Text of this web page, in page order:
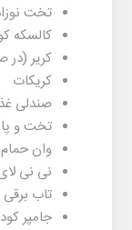
تخت
کالسکه
کریر
کریکات
صندلی
تخت و
وان حمام
نی نی
تاب برقی
جامپر